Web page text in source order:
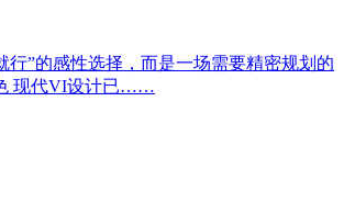
”的感性选择，而是一场需要精密规划的
现代VI设计已……